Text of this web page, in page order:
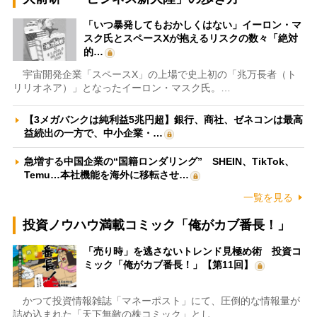
「いつ暴発してもおかしくはない」イーロン・マ
スク氏とスペースXが抱えるリスクの数々「絶対
的…
宇宙開発企業「スペースX」の上場で史上初の「兆万長者（ト
リリオネア）」となったイーロン・マスク氏。…
【3メガバンクは純利益5兆円超】銀行、商社、ゼネコンは最高
益続出の一方で、中小企業・…
急増する中国企業の“国籍ロンダリング” SHEIN、TikTok、
Temu…本社機能を海外に移転させ…
一覧を見る
投資ノウハウ満載コミック「俺がカブ番長！」
「売り時」を逃さないトレンド見極め術 投資コ
ミック「俺がカブ番長！」【第11回】
かつて投資情報雑誌「マネーポスト」にて、圧倒的な情報量が
詰め込まれた「天下無敵の株コミック」とし…